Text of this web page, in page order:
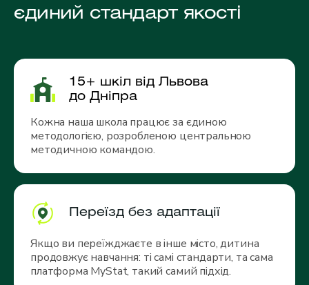
єдиний стандарт якості
15+ шкіл від Львова
до Дніпра
Кожна наша школа працює за єдиною
методологією, розробленою центральною
методичною командою.
Переїзд без адаптації
Якщо ви переїжджаєте в інше місто, дитина
продовжує навчання: ті самі стандарти, та сама
платформа MyStat, такий самий підхід.